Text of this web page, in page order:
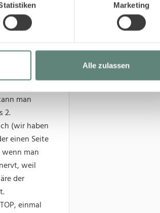
Marketing
Alle zulassen
man
2.
(wir haben
einen Seite
man
weil
der
einmal